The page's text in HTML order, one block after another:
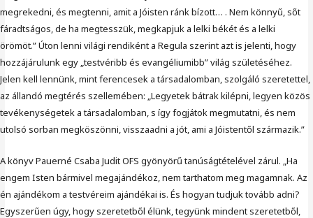
megrekedni, és megtenni, amit a Jóisten ránk bízott… . Nem könnyű, sőt
fáradtságos, de ha megtesszük, megkapjuk a lelki békét és a lelki
örömöt.” Úton lenni világi rendiként a Regula szerint azt is jelenti, hogy
hozzájárulunk egy „testvéribb és evangéliumibb” világ születéséhez.
Jelen kell lennünk, mint ferencesek a társadalomban, szolgáló szeretettel,
az állandó megtérés szellemében: „Legyetek bátrak kilépni, legyen közös
tevékenységetek a társadalomban, s így fogjátok megmutatni, és nem
utolsó sorban megköszönni, visszaadni a jót, ami a Jóistentől származik.”
A könyv Pauerné Csaba Judit OFS gyönyörű tanúságtételével zárul. „Ha
engem Isten bármivel megajándékoz, nem tarthatom meg magamnak. Az
én ajándékom a testvéreim ajándékai is. És hogyan tudjuk tovább adni?
Egyszerűen úgy, hogy szeretetből élünk, tegyünk mindent szeretetből,